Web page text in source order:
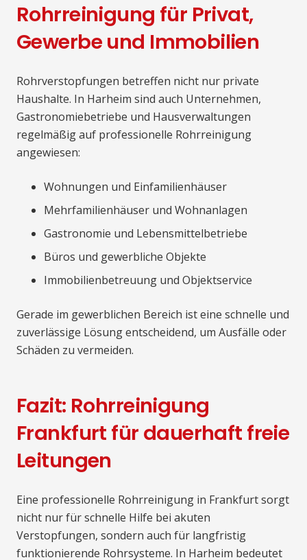
Rohrreinigung für Privat,
Gewerbe und Immobilien
Rohrverstopfungen betreffen nicht nur private
Haushalte. In Harheim sind auch Unternehmen,
Gastronomiebetriebe und Hausverwaltungen
regelmäßig auf professionelle Rohrreinigung
angewiesen:
Wohnungen und Einfamilienhäuser
Mehrfamilienhäuser und Wohnanlagen
Gastronomie und Lebensmittelbetriebe
Büros und gewerbliche Objekte
Immobilienbetreuung und Objektservice
Gerade im gewerblichen Bereich ist eine schnelle und
zuverlässige Lösung entscheidend, um Ausfälle oder
Schäden zu vermeiden.
Fazit: Rohrreinigung
Frankfurt für dauerhaft freie
Leitungen
Eine professionelle Rohrreinigung in Frankfurt sorgt
nicht nur für schnelle Hilfe bei akuten
Verstopfungen, sondern auch für langfristig
funktionierende Rohrsysteme. In Harheim bedeutet